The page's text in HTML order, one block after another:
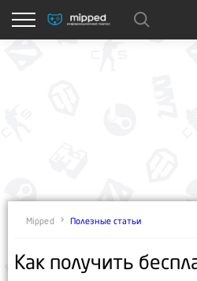
Mipped Полезные статьи
Как получить